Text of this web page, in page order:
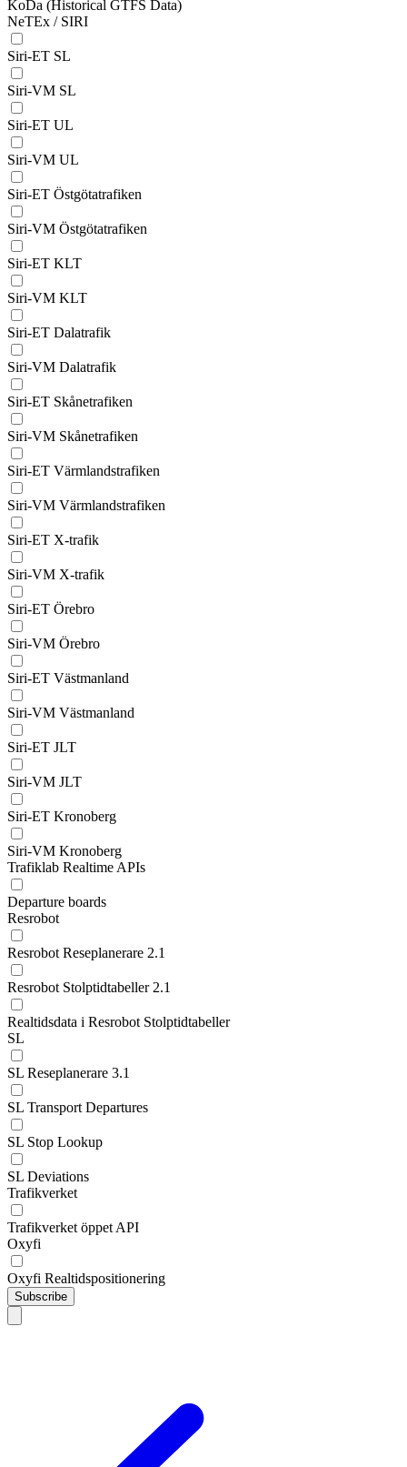
KoDa (Historical GTFS Data)
NeTEx / SIRI
Siri-ET SL
Siri-VM SL
Siri-ET UL
Siri-VM UL
Siri-ET Östgötatrafiken
Siri-VM Östgötatrafiken
Siri-ET KLT
Siri-VM KLT
Siri-ET Dalatrafik
Siri-VM Dalatrafik
Siri-ET Skånetrafiken
Siri-VM Skånetrafiken
Siri-ET Värmlandstrafiken
Siri-VM Värmlandstrafiken
Siri-ET X-trafik
Siri-VM X-trafik
Siri-ET Örebro
Siri-VM Örebro
Siri-ET Västmanland
Siri-VM Västmanland
Siri-ET JLT
Siri-VM JLT
Siri-ET Kronoberg
Siri-VM Kronoberg
Trafiklab Realtime APIs
Departure boards
Resrobot
Resrobot Reseplanerare 2.1
Resrobot Stolptidtabeller 2.1
Realtidsdata i Resrobot Stolptidtabeller
SL
SL Reseplanerare 3.1
SL Transport Departures
SL Stop Lookup
SL Deviations
Trafikverket
Trafikverket öppet API
Oxyfi
Oxyfi Realtidspositionering
Subscribe